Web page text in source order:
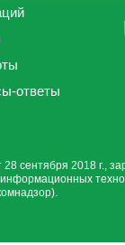
ответы
сентября 2018 г.,